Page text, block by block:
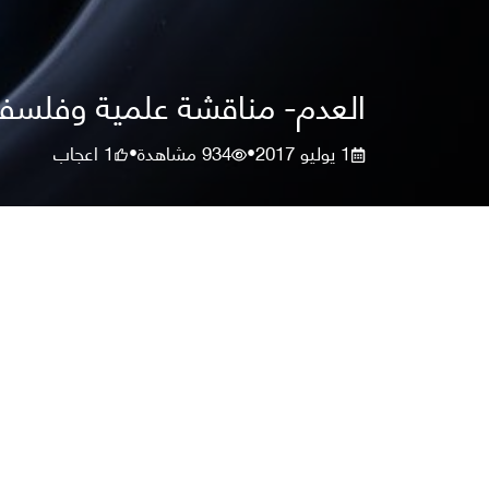
العدم- مناقشة علمية
1 يوليو 2017 •
934مشاهدة•
1 اعجاب